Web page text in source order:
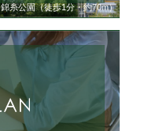
錦糸公園（徒歩1分・約70m）